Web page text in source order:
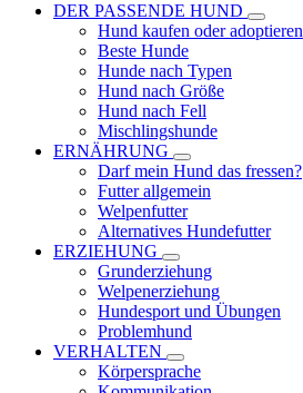
DER PASSENDE HUND
Hund kaufen oder adoptieren
Beste Hunde
Hunde nach Typen
Hund nach Größe
Hund nach Fell
Mischlingshunde
ERNÄHRUNG
Darf mein Hund das fressen?
Futter allgemein
Welpenfutter
Alternatives Hundefutter
ERZIEHUNG
Grunderziehung
Welpenerziehung
Hundesport und Übungen
Problemhund
VERHALTEN
Körpersprache